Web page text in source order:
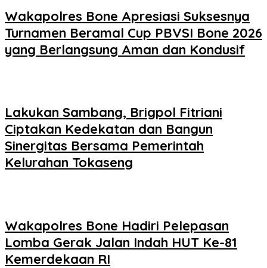
Wakapolres Bone Apresiasi Suksesnya
Turnamen Beramal Cup PBVSI Bone 2026
yang Berlangsung Aman dan Kondusif
Lakukan Sambang, Brigpol Fitriani
Ciptakan Kedekatan dan Bangun
Sinergitas Bersama Pemerintah
Kelurahan Tokaseng
Wakapolres Bone Hadiri Pelepasan
Lomba Gerak Jalan Indah HUT Ke-81
Kemerdekaan RI